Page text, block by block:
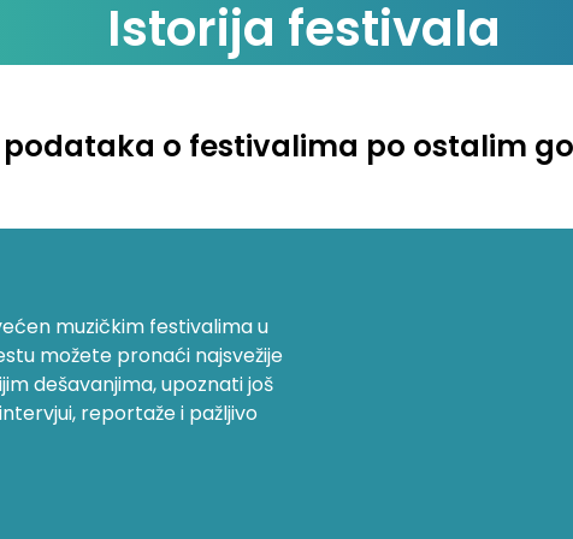
Istorija festivala
podataka o festivalima po ostalim
muzičkim festivalima u
možete pronaći najsvežije
dešavanjima, upoznati još
reportaže i pažljivo